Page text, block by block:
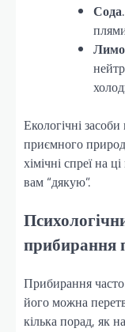
Сода
Екологічні
приємного
хімічні спреї на
вам “дякую”.
прибирання
Прибирання
його можна
кілька порад, як